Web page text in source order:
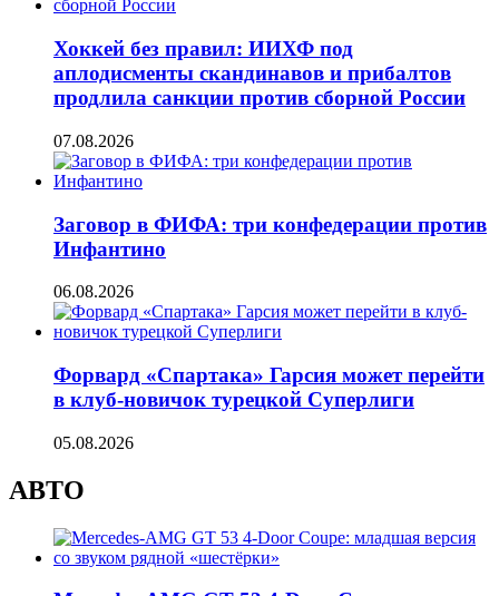
Хоккей без правил: ИИХФ под
аплодисменты скандинавов и прибалтов
продлила санкции против сборной России
07.08.2026
Заговор в ФИФА: три конфедерации против
Инфантино
06.08.2026
Форвард «Спартака» Гарсия может перейти
в клуб-новичок турецкой Суперлиги
05.08.2026
АВТО